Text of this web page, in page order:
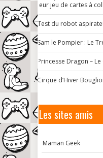
leur jeu de cartes à
Test du robot
Sam le Pompier : Le
Princesse Dragon –
Cirque d’Hiver
Les sites amis
Maman Geek